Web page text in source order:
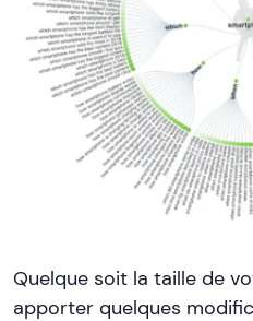
Quelque soit la taille de
apporter quelques